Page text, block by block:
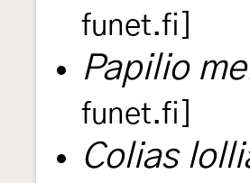
funet.fi]
Papilio
funet.fi]
Colias